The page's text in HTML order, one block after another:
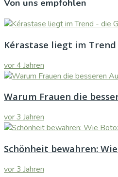
Von uns empfohlen
Kérastase liegt im
vor 4 Jahren
Warum Frauen die
vor 3 Jahren
Schönheit bewahren:
vor 3 Jahren